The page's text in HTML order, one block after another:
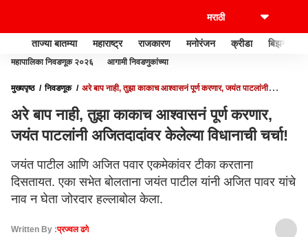
ताज्या बातम्या महाराष्ट्र राजकारण मनोरंजन क्रीडा बिझनेस
महापालिका निवडणूक २०२६ आगामी निवडणुकांच्या
मुख्यपृष्ठ निवडणूक
अरे बाप नाही, तुझा काकाच आश्वासनं पूर्ण करणार, जयंत पाटलांनी
अरे बाप नाही, तुझा काकाच आश्वासनं पूर्ण करणार,
जयंत पाटलांनी अजितदादांवर केलेल्या विधानाची चर्चा!
जयंत पाटील आणि अजित पवार एकमेकांवर टीका करताना
दिसतायत. एका सभेत बोलताना जयंत पाटील यांनी अजित पावर यांचे
नाव न घेता जोरदार हल्लाबोल केला.
Written By :प्रज्वल ढगे